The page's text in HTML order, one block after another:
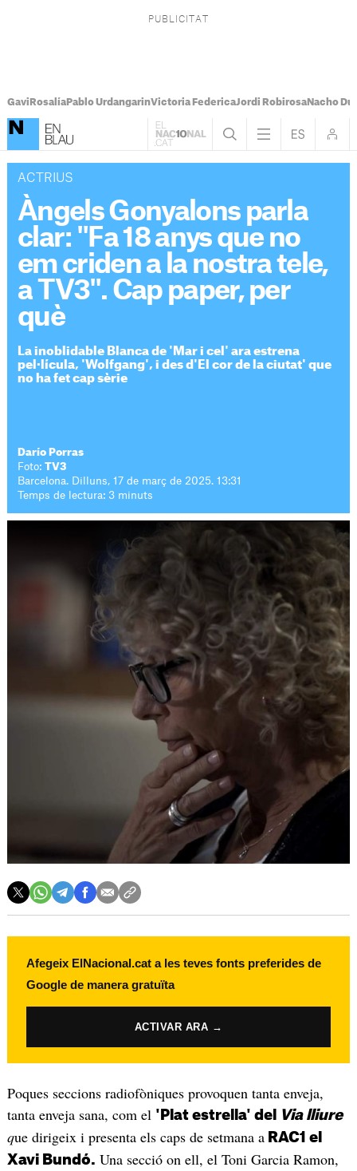
Gavi RosalíaPablo UrdangarinVictoria FedericaJordi RobirosaNacho
ACTRIUS
Àngels Gonyalons parla
clar: "Fa 18 anys que no
em criden a la nostra tele,
a TV3". Cap paper, per
què
La inoblidable Blanca de 'Mar i cel' ara estrena
pel·lícula, 'Wolfgang', i des d'El cor de la ciutat' que
no ha fet cap sèrie
Darío Porras
Foto:TV3
Barcelona. Dilluns, 17 de març de 2025. 13:31
Temps de lectura: 3 minuts
Afegeix ElNacional.cat a les teves fonts preferides de
Google de manera gratuïta
ACTIVAR ARA →
Poques seccions radiofòniques provoquen tanta enveja,
tanta enveja sana, com el 'Plat estrella' del Via lliure
que dirigeix i presenta els caps de setmana aRAC1 el
Xavi Bundó. Una secció on ell, el Toni Garcia Ramon,